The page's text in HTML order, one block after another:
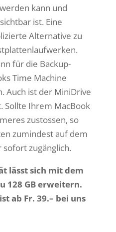
kann und
ist. Eine
Alternative zu
für die Backup-
Time Machine
Auch ist der MiniDrive
Sollte Ihrem MacBook
zustossen, so
zumindest auf dem
zugänglich.
lässt sich mit dem
128 GB erweitern.
ab Fr. 39.– bei uns